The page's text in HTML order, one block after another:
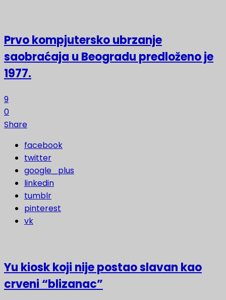
Prvo kompjutersko ubrzanje
saobraćaja u Beogradu predloženo je
1977.
9
0
Share
facebook
twitter
google_plus
linkedin
tumblr
pinterest
vk
Yu kiosk koji nije postao slavan kao
crveni “blizanac”